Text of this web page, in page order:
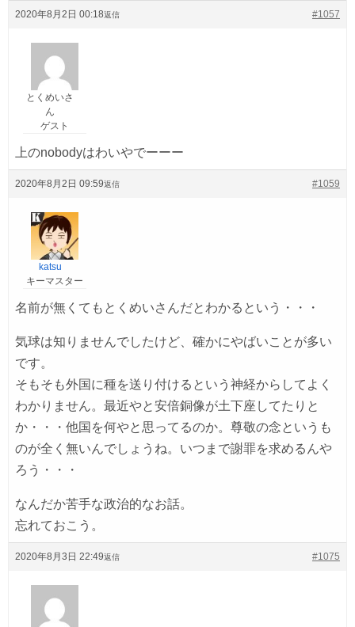
2020年8月2日 00:18 #1057
返信
とくめいさ
ん
ゲスト
上のnobodyはわいやでーーー
2020年8月2日 09:59 #1059
返信
katsu
キーマスター
名前が無くてもとくめいさんだとわかるという・・・
気球は知りませんでしたけど、確かにやばいことが多い
です。
そもそも外国に種を送り付けるという神経からしてよく
わかりません。最近やと安倍銅像が土下座してたりと
か・・・他国を何やと思ってるのか。尊敬の念というも
のが全く無いんでしょうね。いつまで謝罪を求めるんや
ろう・・・
なんだか苦手な政治的なお話。
忘れておこう。
2020年8月3日 22:49 #1075
返信